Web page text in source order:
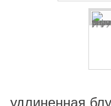
удлиненная